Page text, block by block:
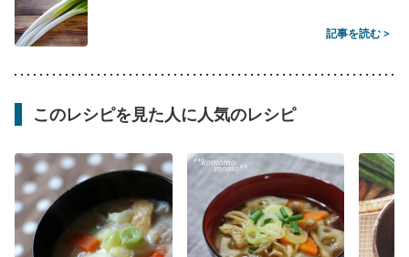
記事を読む >
このレシピを見た人に人気のレシピ